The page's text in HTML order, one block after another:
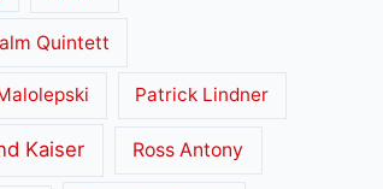
Quintett
Patrick Lindner
Kaiser Ross Antony